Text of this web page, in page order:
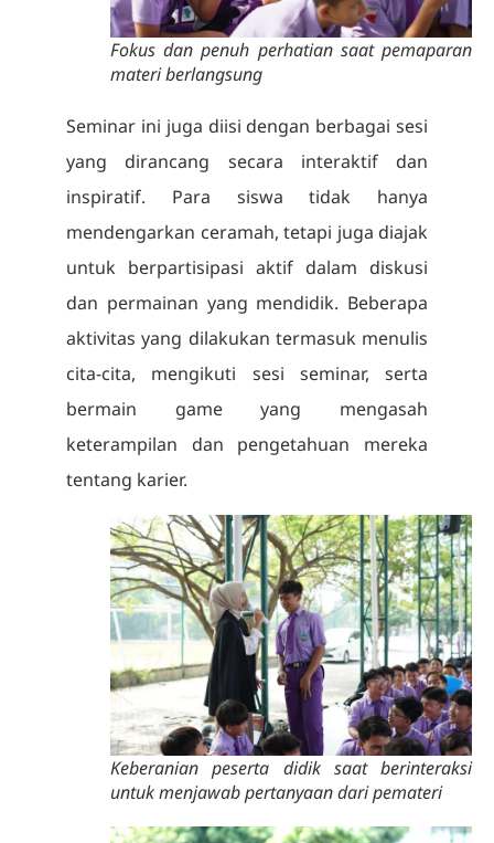
Fokus dan penuh perhatian saat pemaparan
materi berlangsung
Seminar ini juga diisi dengan berbagai sesi
yang dirancang secara interaktif dan
inspiratif. Para siswa tidak hanya
mendengarkan ceramah, tetapi juga diajak
untuk berpartisipasi aktif dalam diskusi
dan permainan yang mendidik. Beberapa
aktivitas yang dilakukan termasuk menulis
cita-cita, mengikuti sesi seminar, serta
bermain game yang mengasah
keterampilan dan pengetahuan mereka
tentang karier.
Keberanian peserta didik saat berinteraksi
untuk menjawab pertanyaan dari pemateri